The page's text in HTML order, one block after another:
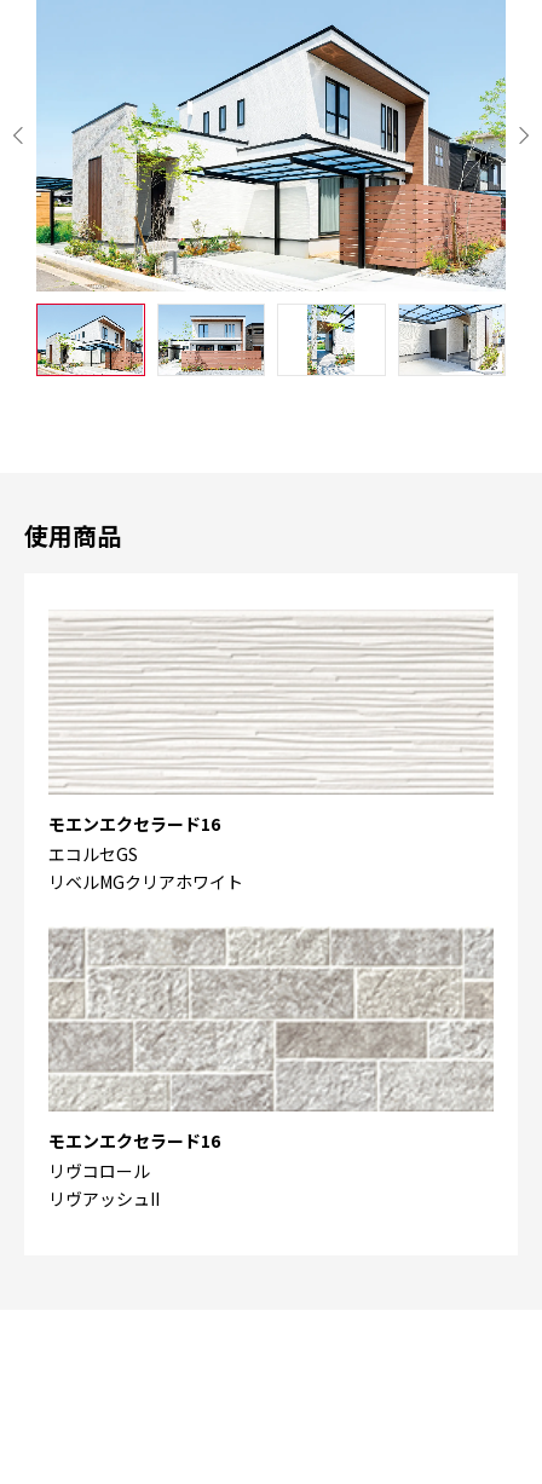
使用商品
モエンエクセラード16
エコルセGS
リベルMGクリアホワイト
モエンエクセラード16
リヴコロール
リヴアッシュII